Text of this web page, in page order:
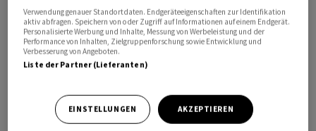
Der deutliche Rückgang der Teuerung ist mit der
Entwicklung der Energiepreise zu erklären, die sich im
August im Jahresvergleich deutlich verbilligt haben.
Hier meldet Eurostat einen Rückgang um 3,0 Prozent,
und für Dienstleistungen verteuert haben.
Verwendung genauer Standortdaten. Endgeräteeigenschaften zur Identifikation
aktiv abfragen. Speichern von oder Zugriff auf Informationen auf einem Endgerät.
Personalisierte Werbung und Inhalte, Messung von Werbeleistung und der
Performance von Inhalten, Zielgruppenforschung sowie Entwicklung und
Verbesserung von Angeboten.
Liste der Partner (Lieferanten)
EINSTELLUNGEN AKZEPTIEREN